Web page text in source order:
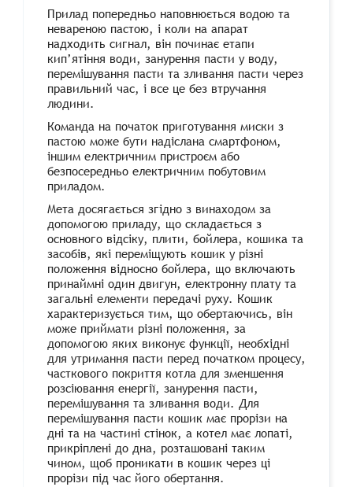
Прилад попередньо наповнюється водою та
невареною пастою, і коли на апарат
надходить сигнал, він починає етапи
кип’ятіння води, занурення пасти у воду,
перемішування пасти та зливання пасти через
правильний час, і все це без втручання
людини.
Команда на початок приготування миски з
пастою може бути надіслана смартфоном,
іншим електричним пристроєм або
безпосередньо електричним побутовим
приладом.
Мета досягається згідно з винаходом за
допомогою приладу, що складається з
основного відсіку, плити, бойлера, кошика та
засобів, які переміщують кошик у різні
положення відносно бойлера, що включають
принаймні один двигун, електронну плату та
загальні елементи передачі руху. Кошик
характеризується тим, що обертаючись, він
може приймати різні положення, за
допомогою яких виконує функції, необхідні
для утримання пасти перед початком процесу,
часткового покриття котла для зменшення
розсіювання енергії, занурення пасти,
перемішування та зливання води. Для
перемішування пасти кошик має прорізи на
дні та на частині стінок, а котел має лопаті,
прикріплені до дна, розташовані таким
чином, щоб проникати в кошик через ці
прорізи під час його обертання.